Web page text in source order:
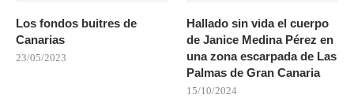
Los fondos buitres de
Canarias
23/05/2023
Hallado sin vida el cuerpo
de Janice Medina Pérez en
una zona escarpada de Las
Palmas de Gran Canaria
15/10/2024